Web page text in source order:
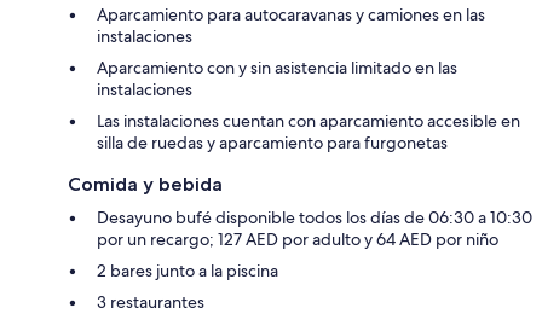
Aparcamiento para autocaravanas y camiones en las
instalaciones
Aparcamiento con y sin asistencia limitado en las
instalaciones
Las instalaciones cuentan con aparcamiento accesible en
silla de ruedas y aparcamiento para furgonetas
Comida y bebida
Desayuno bufé disponible todos los días de 06:30 a 10:30
por un recargo; 127 AED por adulto y 64 AED por niño
2 bares junto a la piscina
3 restaurantes